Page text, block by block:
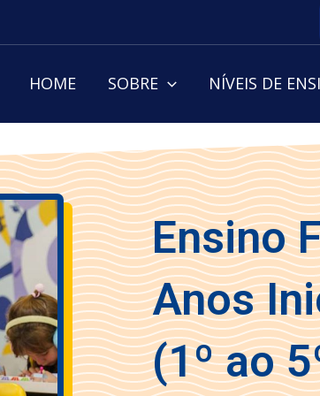
HOME SOBRE NÍVEIS DE
Ensino
Anos
(1º ao